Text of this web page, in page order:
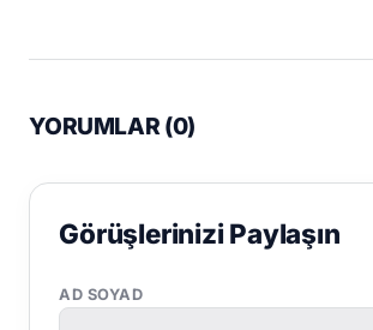
YORUMLAR (0)
Görüşlerinizi Paylaşın
AD SOYAD